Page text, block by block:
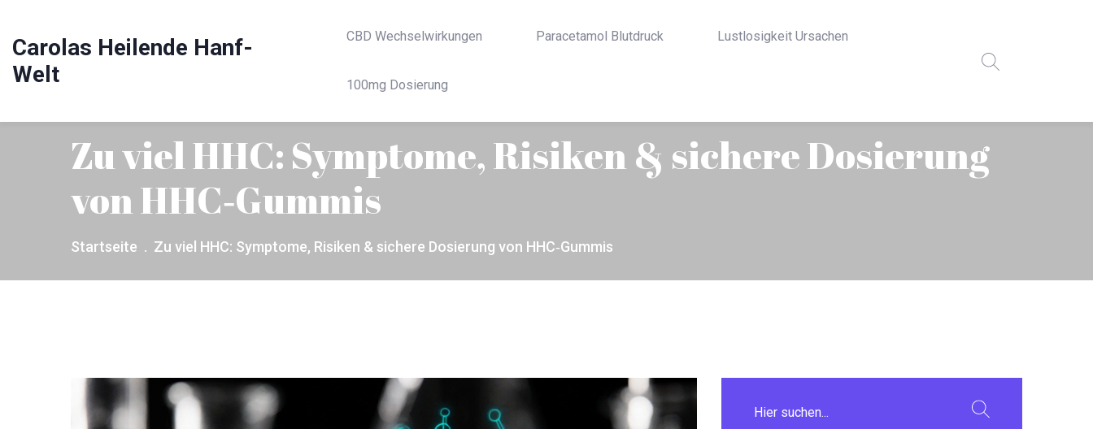
Carolas Heilende Hanf-
Welt
CBD Wechselwirkungen Paracetamol Blutdruck Lustlosigkeit Ursachen
100mg Dosierung
Zu viel HHC: Symptome, Risiken & sichere Dosierung
von HHC‑Gummis
Startseite Zu viel HHC: Symptome, Risiken & sichere Dosierung von HHC‑Gummis